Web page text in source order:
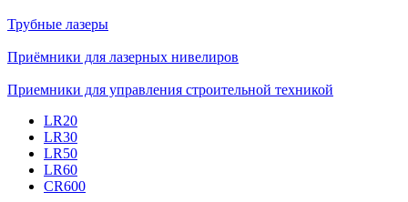
Трубные лазеры
Приёмники для лазерных нивелиров
Приемники для управления строительной техникой
LR20
LR30
LR50
LR60
CR600